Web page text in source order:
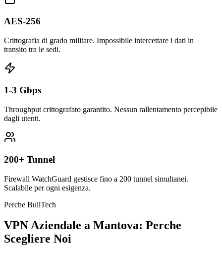
AES-256
Crittografia di grado militare. Impossibile intercettare i dati in
transito tra le sedi.
1-3 Gbps
Throughput crittografato garantito. Nessun rallentamento percepibile
dagli utenti.
200+ Tunnel
Firewall WatchGuard gestisce fino a 200 tunnel simultanei.
Scalabile per ogni esigenza.
Perche BullTech
VPN Aziendale a Mantova: Perche
Scegliere Noi